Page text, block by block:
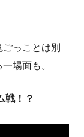
っことは別
場面も。
戦！？